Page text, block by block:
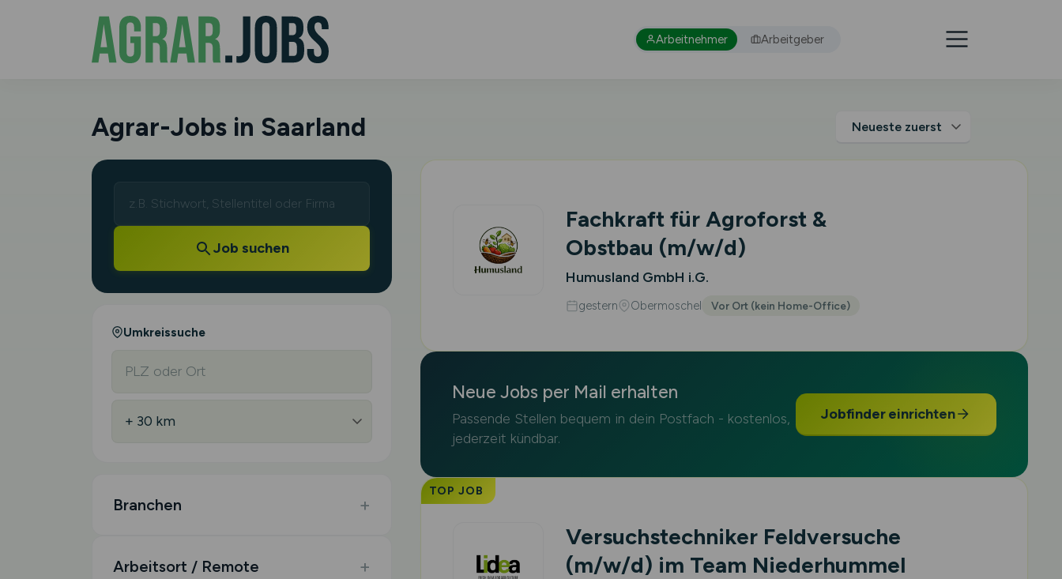
Arbeitnehmer Arbeitgeber
Agrar-Jobs in Saarland
Job suchen
Umkreissuche
Branchen
Arbeitsort / Remote
Fachkraft für Agroforst &
Obstbau (m/w/d)
Humusland GmbH i.G.
gestern Obermoschel Vor Ort (kein Home-Office)
Neue Jobs per Mail erhalten
Passende Stellen bequem in dein Postfach - kostenlos,
jederzeit kündbar.
Jobfinder einrichten
TOP JOB
Versuchstechniker Feldversuche
(m/w/d) im Team Niederhummel